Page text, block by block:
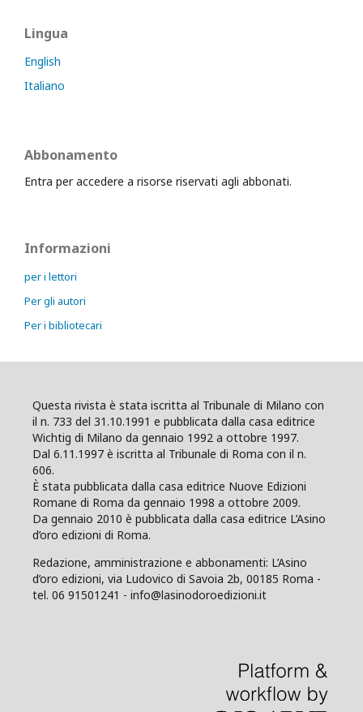
Lingua
English
Italiano
Abbonamento
Entra per accedere a risorse riservati agli abbonati.
Informazioni
per i lettori
Per gli autori
Per i bibliotecari
Questa rivista è stata iscritta al Tribunale di Milano con
il n. 733 del 31.10.1991 e pubblicata dalla casa editrice
Wichtig di Milano da gennaio 1992 a ottobre 1997.
Dal 6.11.1997 è iscritta al Tribunale di Roma con il n.
606.
È stata pubblicata dalla casa editrice Nuove Edizioni
Romane di Roma da gennaio 1998 a ottobre 2009.
Da gennaio 2010 è pubblicata dalla casa editrice L’Asino
d’oro edizioni di Roma.
Redazione, amministrazione e abbonamenti: L’Asino
d’oro edizioni, via Ludovico di Savoia 2b, 00185 Roma -
tel. 06 91501241 - info@lasinodoroedizioni.it